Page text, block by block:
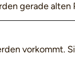
gerade
vorkommt.